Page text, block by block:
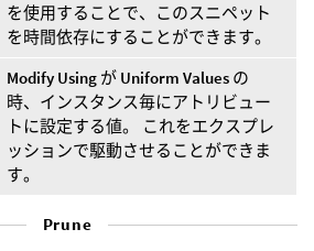
を使用することで、このスニペット
を時間依存にすることができます。
Modify Using が Uniform Values の
時、インスタンス毎にアトリビュー
トに設定する値。 これをエクスプレ
ッションで駆動させることができま
す。
Prune